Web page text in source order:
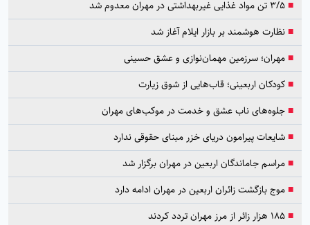
■۳/۵ تن مواد غذایی غیربهداشتی در مهران معدوم شد
■نظارت هوشمند بر بازار ایلام آغاز شد
■مهران؛ سرزمین مهمان‌نوازی و عشق حسینی
■کودکان اربعینی؛ قاب‌هایی از شوق زیارت
■جلوه‌های ناب عشق و خدمت در موکب‌های مهران
■شایعات پیرامون دریای خزر مبنای حقوقی ندارد
■مراسم جاماندگان اربعین در مهران برگزار شد
■موج بازگشت زائران اربعین در مهران ادامه دارد
■۱۸۵ هزار زائر از مرز مهران تردد کردند